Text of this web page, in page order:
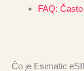
FAQ:
Čo je Esimatic